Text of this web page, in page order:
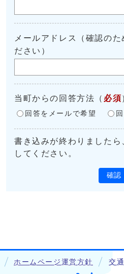
メールアドレス（確認のた
ださい）
当町からの回答方法 （ 必須
回答をメールで希望
書き込みが終わりました
してください。
確認
ホームページ運営方針 交